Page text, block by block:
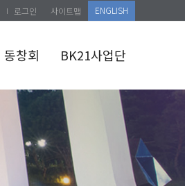
로그인 사이트맵 ENGLISH
동창회 BK21사업단